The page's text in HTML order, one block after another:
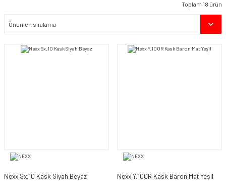
Toplam 18 ürün
Nexx Sx.10 Kask Siyah Beyaz Nexx Y.100R Kask Baron Mat Yeşil